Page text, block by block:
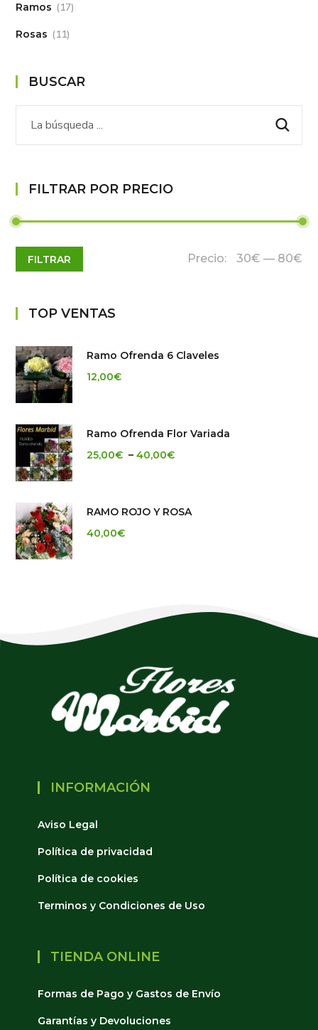
Ramos 17
Rosas 11
BUSCAR
FILTRAR POR PRECIO
FILTRAR Precio: 30€ — 80€
TOP VENTAS
Ramo Ofrenda 6 Claveles
12,00€
Ramo Ofrenda Flor Variada
25,00€ –40,00€
RAMO ROJO Y ROSA
40,00€
INFORMACIÓN
Aviso Legal
Política de privacidad
Política de cookies
Terminos y Condiciones de Uso
TIENDA ONLINE
Formas de Pago y Gastos de Envío
Garantías y Devoluciones